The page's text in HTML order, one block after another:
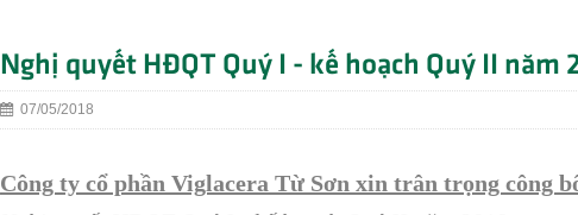
Nghị quyết HĐQT Quý I - kế hoạch Quý II năm
07/05/2018
Công ty cổ phần Viglacera Từ Sơn xin trân trọng công